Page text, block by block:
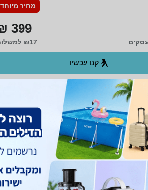
מחיר מיוחד
399 ₪
₪17 למשלוח
קנו עכשיו